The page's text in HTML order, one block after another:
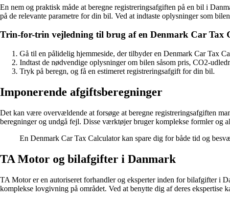
En nem og praktisk måde at beregne registreringsafgiften på en bil i
på de relevante parametre for din bil. Ved at indtaste oplysninger som
Trin-for-trin vejledning til brug af en Denmark Car Tax
Gå til en pålidelig hjemmeside, der tilbyder en Denmark Car Tax
Indtast de nødvendige oplysninger om bilen såsom pris, CO2-
Tryk på beregn, og få en estimeret registreringsafgift for din bil.
Imponerende afgiftsberegninger
Det kan være overvældende at forsøge at beregne registreringsafgiften
beregninger og undgå fejl. Disse værktøjer bruger komplekse formler og
En Denmark Car Tax Calculator kan spare dig for både tid og
TA Motor og bilafgifter i Danmark
TA Motor er en autoriseret forhandler og eksperter inden for bilafgifter i
komplekse lovgivning på området. Ved at benytte dig af deres